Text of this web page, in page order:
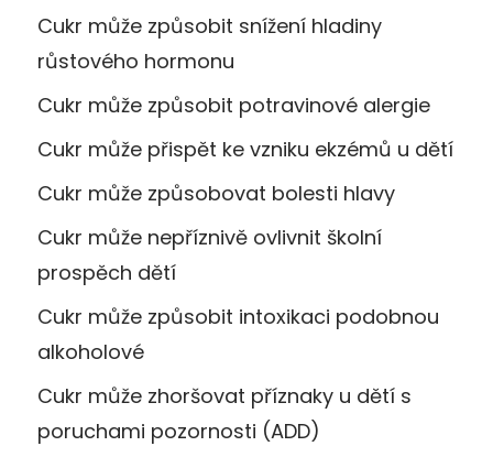
Cukr může způsobit snížení hladiny
růstového hormonu
Cukr může způsobit potravinové alergie
Cukr může přispět ke vzniku ekzémů u dětí
Cukr může způsobovat bolesti hlavy
Cukr může nepříznivě ovlivnit školní
prospěch dětí
Cukr může způsobit intoxikaci podobnou
alkoholové
Cukr může zhoršovat příznaky u dětí s
poruchami pozornosti (ADD)